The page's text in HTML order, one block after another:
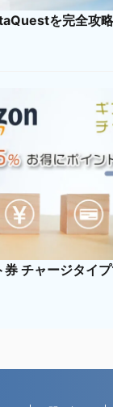
を完全攻
チャージタイ